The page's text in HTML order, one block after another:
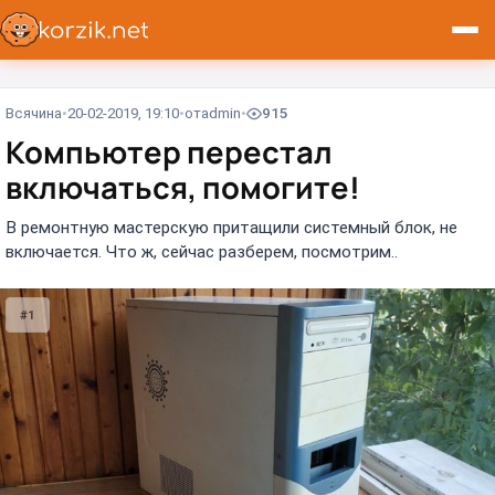
Всячина 20-02-2019, 19:10 отadmin 915
Компьютер перестал
включаться, помогите!
В ремонтную мастерскую притащили системный блок, не
включается. Что ж, сейчас разберем, посмотрим..
#1